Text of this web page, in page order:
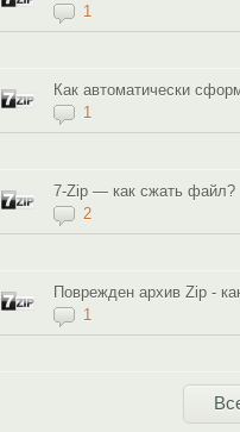
1
Как автоматически
1
7-Zip — как сжать файл?
2
Поврежден архив Zip -
1